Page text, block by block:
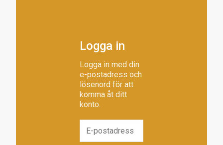
Logga in
Logga in med din
e-postadress och
lösenord för att
komma åt ditt
konto.